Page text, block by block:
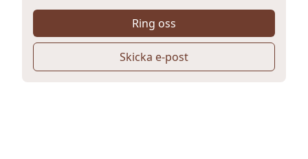
Ring oss
Skicka e-post